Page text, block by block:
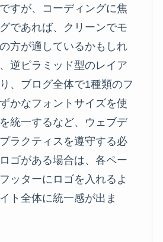
すが、コーディングに焦
であれば、クリーンでモ
方が適しているかもしれ
逆ピラミッド型のレイア
、ブログ全体で1種類のフ
かなフォントサイズを使
統一するなど、ウェブデ
ラクティスを遵守する必
ゴがある場合は、各ペー
ッターにロゴを入れるよ
ト全体に統一感が出ま